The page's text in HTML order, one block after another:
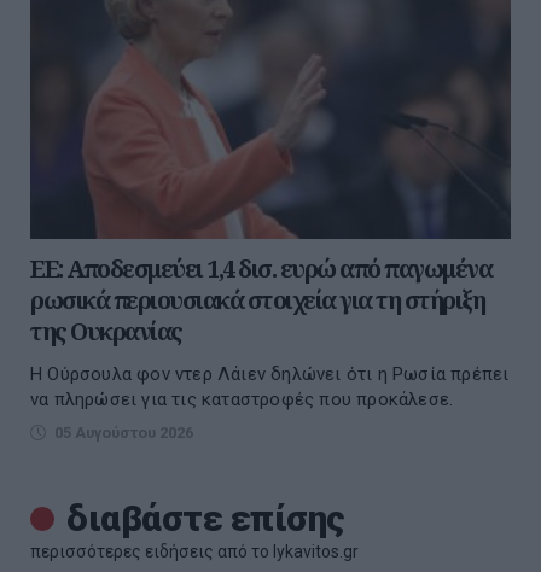
ΕΕ: Αποδεσμεύει 1,4 δισ. ευρώ από παγωμένα
ρωσικά περιουσιακά στοιχεία για τη στήριξη
της Ουκρανίας
Η Ούρσουλα φον ντερ Λάιεν δηλώνει ότι η Ρωσία πρέπει
να πληρώσει για τις καταστροφές που προκάλεσε.
05 Αυγούστου 2026
διαβάστε επίσης
περισσότερες ειδήσεις από το lykavitos.gr